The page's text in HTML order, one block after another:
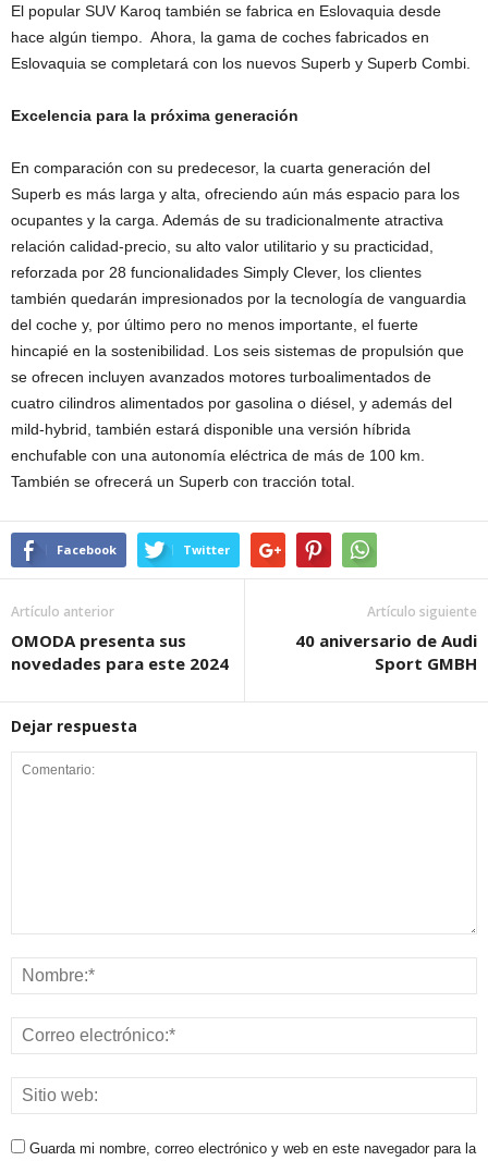
El popular SUV Karoq también se fabrica en Eslovaquia desde
hace algún tiempo. Ahora, la gama de coches fabricados en
Eslovaquia se completará con los nuevos Superb y Superb Combi.
Excelencia para la próxima generación
En comparación con su predecesor, la cuarta generación del
Superb es más larga y alta, ofreciendo aún más espacio para los
ocupantes y la carga. Además de su tradicionalmente atractiva
relación calidad-precio, su alto valor utilitario y su practicidad,
reforzada por 28 funcionalidades Simply Clever, los clientes
también quedarán impresionados por la tecnología de vanguardia
del coche y, por último pero no menos importante, el fuerte
hincapié en la sostenibilidad. Los seis sistemas de propulsión que
se ofrecen incluyen avanzados motores turboalimentados de
cuatro cilindros alimentados por gasolina o diésel, y además del
mild-hybrid, también estará disponible una versión híbrida
enchufable con una autonomía eléctrica de más de 100 km.
También se ofrecerá un Superb con tracción total.
Facebook Twitter
Artículo anterior
OMODA presenta sus
novedades para este 2024
Artículo siguiente
40 aniversario de Audi
Sport GMBH
Dejar respuesta
Guarda mi nombre, correo electrónico y web en este navegador para la